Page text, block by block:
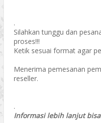
.
Silahkan tunggu dan
proses!!!
Ketik sesuai format agar
Menerima pemesanan
reseller.
.
Informasi lebih lanjut